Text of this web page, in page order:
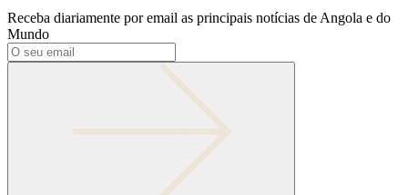
Receba diariamente por email as principais notícias de Angola e do
Mundo